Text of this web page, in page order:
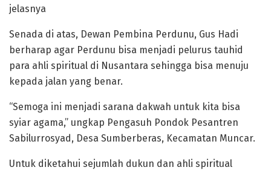
jelasnya
Senada di atas, Dewan Pembina Perdunu, Gus Hadi
berharap agar Perdunu bisa menjadi pelurus tauhid
para ahli spiritual di Nusantara sehingga bisa menuju
kepada jalan yang benar.
“Semoga ini menjadi sarana dakwah untuk kita bisa
syiar agama,” ungkap Pengasuh Pondok Pesantren
Sabilurrosyad, Desa Sumberberas, Kecamatan Muncar.
Untuk diketahui sejumlah dukun dan ahli spiritual